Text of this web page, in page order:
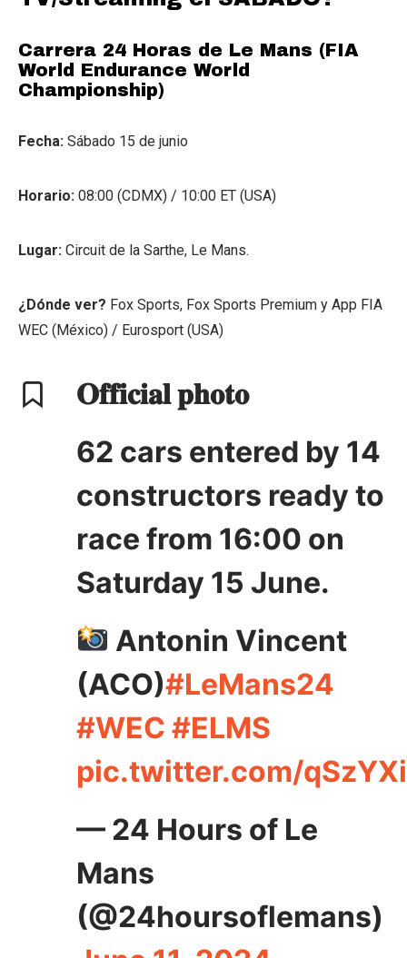
Carrera 24 Horas de Le Mans (FIA
World Endurance World
Championship)
Fecha: Sábado 15 de junio
Horario: 08:00 (CDMX) / 10:00 ET (USA)
Lugar: Circuit de la Sarthe, Le Mans.
¿Dónde ver? Fox Sports, Fox Sports Premium y App FIA
WEC (México) / Eurosport (USA)
𝐎𝐟𝐟𝐢𝐜𝐢𝐚𝐥 𝐩𝐡𝐨𝐭𝐨
62 cars entered by 14
constructors ready to
race from 16:00 on
Saturday 15 June.
Antonin Vincent
(ACO)#LeMans24
#WEC #ELMS
pic.twitter.com/
— 24 Hours of Le
Mans
(@24hoursoflemans)